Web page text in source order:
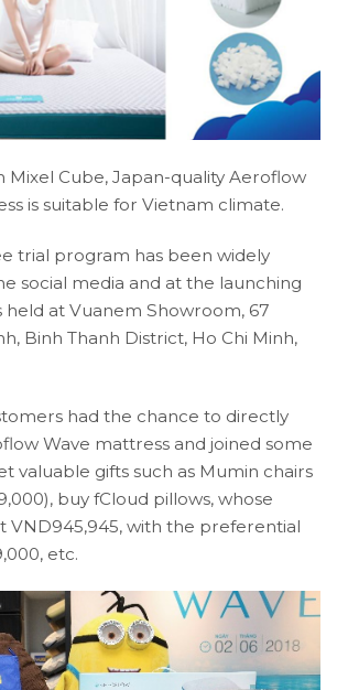
Cube, Japan-quality Aeroflow
is suitable for Vietnam climate.
trial program has been widely
social media and at the launching
held at Vuanem Showroom, 67
Binh Thanh District, Ho Chi Minh,
had the chance to directly
Wave mattress and joined some
valuable gifts such as Mumin chairs
buy fCloud pillows, whose
VND945,945, with the preferential
etc.